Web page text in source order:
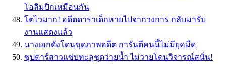
โอลิมปิกเหมือนกัน
โตไวมาก! อดีตดาราเด็กหายไปจากวงการ กลับมารับ
งานแสดงแล้ว
นางเอกดังโดนขุดภาพอดีต การันตีคนนี้ไม่มียุคมืด
ซุปตาร์สาวแซ่บทะลุชุดว่ายน้ำ ไม่วายโดนวิจารณ์สนั่น!